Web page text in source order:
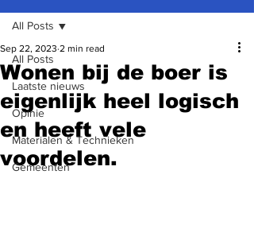
All Posts
Laatste nieuws
Opinie
Materialen & Technieken
Gemeenten
All Posts
Wonen bij de boer is
eigenlijk heel logisch
en heeft vele
voordelen.
Sep 22, 2023 2 min read